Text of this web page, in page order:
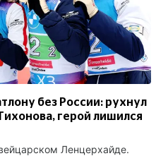
без России: рухнул
герой лишился
Ленцерхайде.